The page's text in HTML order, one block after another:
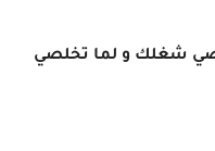
شغلك و لما تخلصي